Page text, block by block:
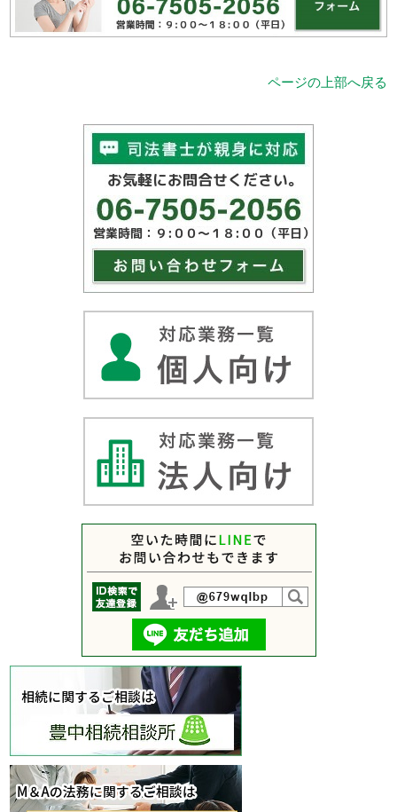
ページの上部へ戻る